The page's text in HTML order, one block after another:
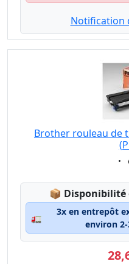
Notification
Brother rouleau de
📦 Lagerstatus:
Disponibilité
🚛
3x en entrepôt
environ